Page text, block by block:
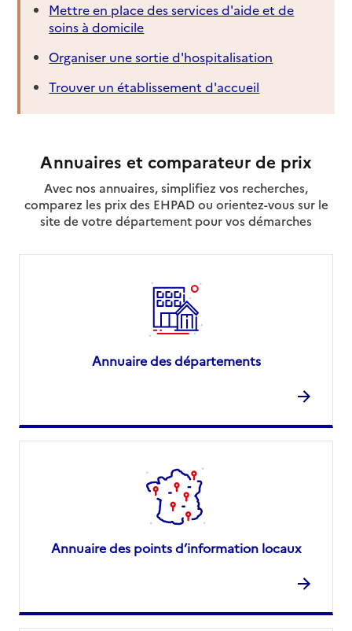
Mettre en place des services d'aide et de
soins à domicile
Organiser une sortie d'hospitalisation
Trouver un établissement d'accueil
Annuaires et comparateur de prix
Avec nos annuaires, simplifiez vos recherches,
comparez les prix des EHPAD ou orientez-vous sur le
site de votre département pour vos démarches
Annuaire des départements
Annuaire des points d’information locaux